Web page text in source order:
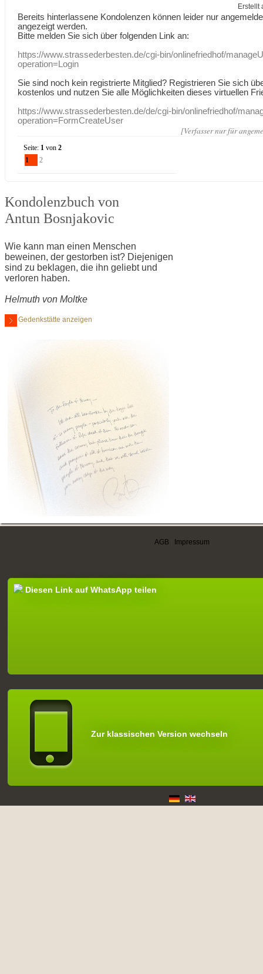
Erstellt
Bereits hinterlassene Kondolenzen können leider nur
angezeigt werden.
Bitte melden Sie sich über folgenden Link an:
https://www.strassederbesten.de/cgi-bin/onlinefriedhof/
operation=Login
Sie sind noch kein registrierte Mitglied? Registrieren Sie sich
kostenlos und nutzen Sie alle Möglichkeiten dieses virtuellen
https://www.strassederbesten.de/de/cgi-bin/onlinefriedhof/
operation=FormCreateUser
[Verfasser nur für
Seite: 1 von2
1
2
Kondolenzbuch von
Antun Bosnjakovic
Wie kann man einen Menschen
beweinen, der gestorben ist? Diejenigen
sind zu beklagen, die ihn geliebt und
verloren haben.
Helmuth von Moltke
Gedenkstätte anzeigen
AGB Impressum
Diesen Link auf WhatsApp teilen
Zur klassischen Version wechseln